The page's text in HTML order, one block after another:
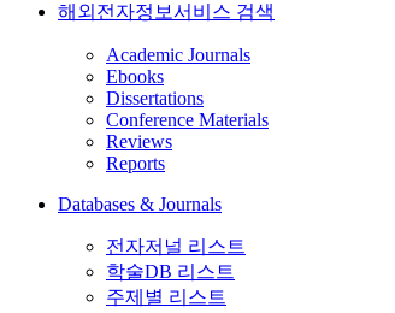
해외전자정보서비스 검색
Academic Journals
Ebooks
Dissertations
Conference Materials
Reviews
Reports
Databases & Journals
전자저널 리스트
학술DB 리스트
주제별 리스트